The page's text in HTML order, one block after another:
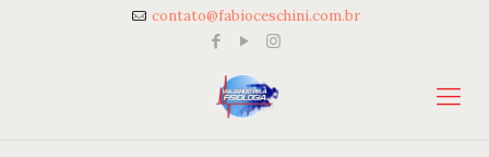
contato@fabioceschini.com.br